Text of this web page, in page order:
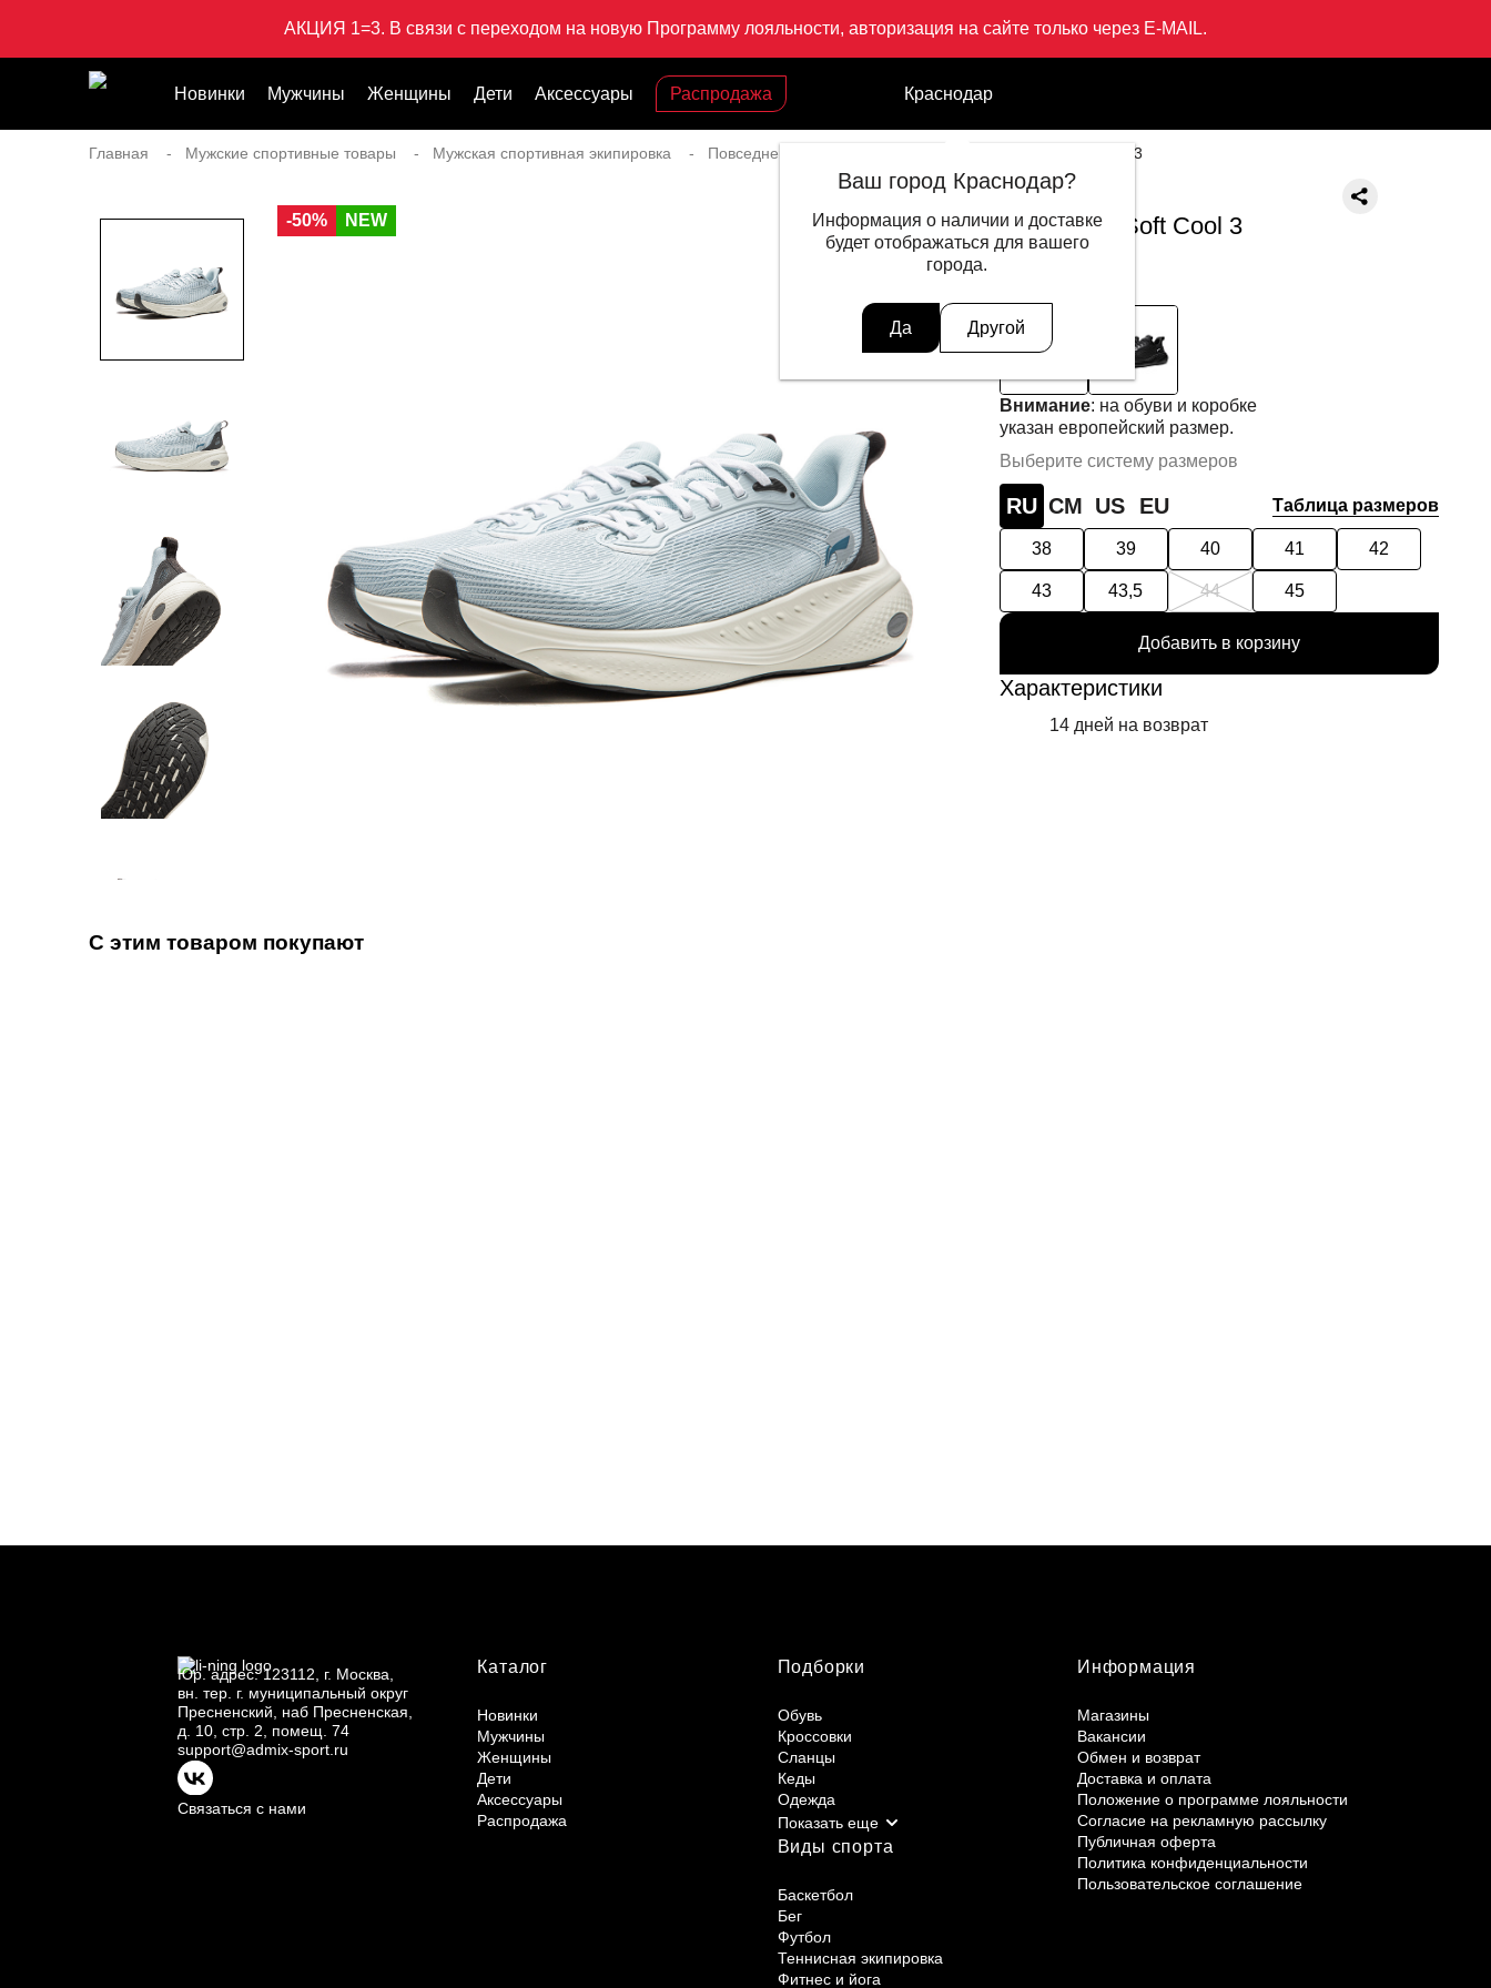
АКЦИЯ 1=3. В связи с переходом на новую Программу лояльности, авторизация на сайте только через E-MAIL.
Новинки Мужчины Женщины Дети Аксессуары Распродажа Краснодар
Ваш город Краснодар?
Информация о наличии и доставке
будет отображаться для вашего
города.
Да Другой
Главная Мужские спортивные товары Мужская спортивная экипировка Повседневный стиль для мужчин Кроссовки Soft Cool 3
-50% NEW
LI-NING
Кроссовки Soft Cool 3
13 999 ₽
Внимание: на обуви и коробке
указан европейский размер.
Выберите систему размеров
RU СМ US EU Таблица размеров
38 39 40 41 42
43 43,5 44 45
Добавить в корзину
Характеристики
14 дней на возврат
С этим товаром покупают
Юр. адрес: 123112, г. Москва,
вн. тер. г. муниципальный округ
Пресненский, наб Пресненская,
д. 10, стр. 2, помещ. 74
support@admix-sport.ru
Связаться с нами
Каталог
Новинки
Мужчины
Женщины
Дети
Аксессуары
Распродажа
Подборки
Обувь
Кроссовки
Сланцы
Кеды
Одежда
Виды спорта
Баскетбол
Бег
Футбол
Теннисная экипировка
Фитнес и йога
Информация
Магазины
Вакансии
Обмен и возврат
Доставка и оплата
Положение о программе лояльности
Согласие на рекламную рассылку
Публичная оферта
Политика конфиденциальности
Пользовательское соглашение